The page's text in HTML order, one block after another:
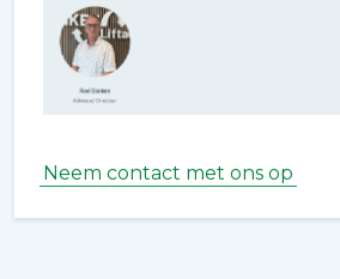
Neem contact met ons op